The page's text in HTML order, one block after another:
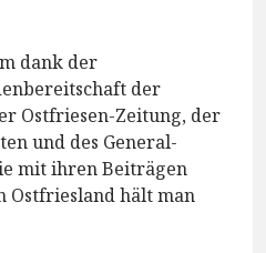
dank der
der
Ostfriesen-Zeitung, der
und des General-
mit ihren Beiträgen
Ostfriesland hält man